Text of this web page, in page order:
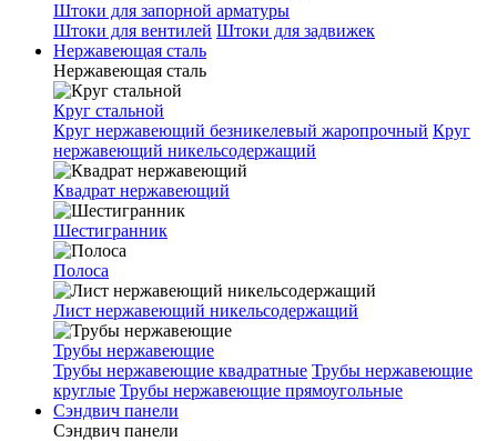
Штоки для запорной арматуры
Штоки для вентилей Штоки для задвижек
Нержавеющая сталь
Нержавеющая сталь
Круг стальной
Круг нержавеющий безникелевый жаропрочный Круг
нержавеющий никельсодержащий
Квадрат нержавеющий
Шестигранник
Полоса
Лист нержавеющий никельсодержащий
Трубы нержавеющие
Трубы нержавеющие квадратные Трубы нержавеющие
круглые Трубы нержавеющие прямоугольные
Сэндвич панели
Сэндвич панели